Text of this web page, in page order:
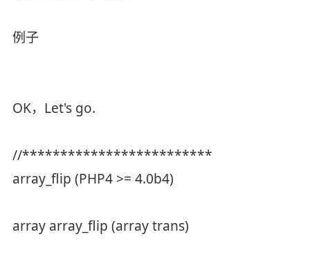
例子
OK，Let's go.
//*************************
array_flip (PHP4 >= 4.0b4)
array array_flip (array trans)